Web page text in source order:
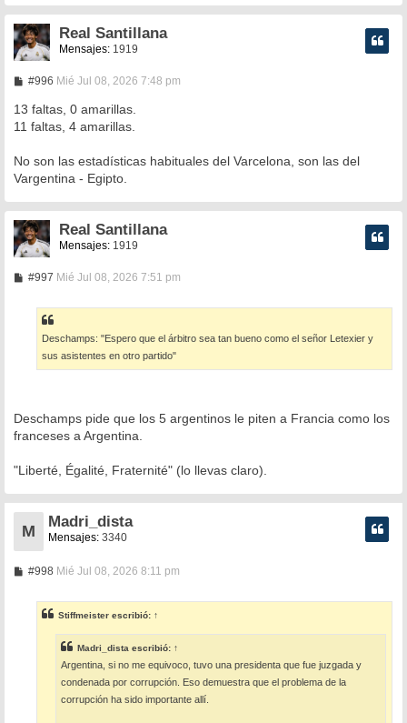
Real Santillana
Mensajes: 1919
#996M
n
a
e
Mié Jul 08, 2026 7:48 pm
13 faltas, 0 amarillas.
11 faltas, 4 amarillas.
No son las estadísticas habituales del Varcelona, son las del
Vargentina - Egipto.
Real Santillana
Mensajes: 1919
#997M
s
a
j
e
Mié Jul 08, 2026 7:51 pm
Deschamps: "Espero que el árbitro sea tan bueno como el señor Letexier y
sus asistentes en otro partido"
Deschamps pide que los 5 argentinos le piten a Francia como los
franceses a Argentina.
"Liberté, Égalité, Fraternité" (lo llevas claro).
M
Madri_dista
Mensajes: 3340
#998M
s
a
Mié Jul 08, 2026 8:11 pm
Stiffmeister escribió: ↑
Madri_dista escribió: ↑
Argentina, si no me equivoco, tuvo una presidenta que fue juzgada y
condenada por corrupción. Eso demuestra que el problema de la
corrupción ha sido importante allí.